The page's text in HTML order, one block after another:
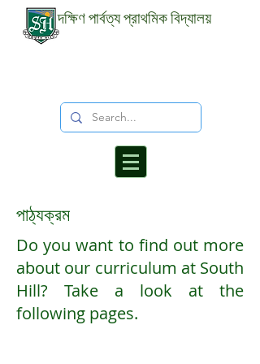
দক্ষিণ পার্বত্য প্রাথমিক বিদ্যালয়
পাঠ্যক্রম
Do you want to find out more
about our curriculum at South
Hill? Take a look at the
following pages.